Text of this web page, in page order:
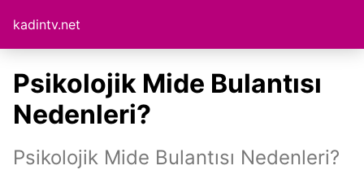
kadintv.net
Psikolojik Mide Bulantısı
Nedenleri?
Psikolojik Mide Bulantısı Nedenleri?